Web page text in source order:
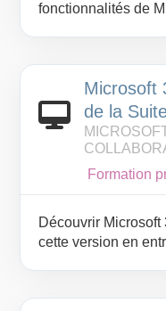
fonctionnalités de
Microsoft
de la
Formation
Découvrir Microsoft
cette version en